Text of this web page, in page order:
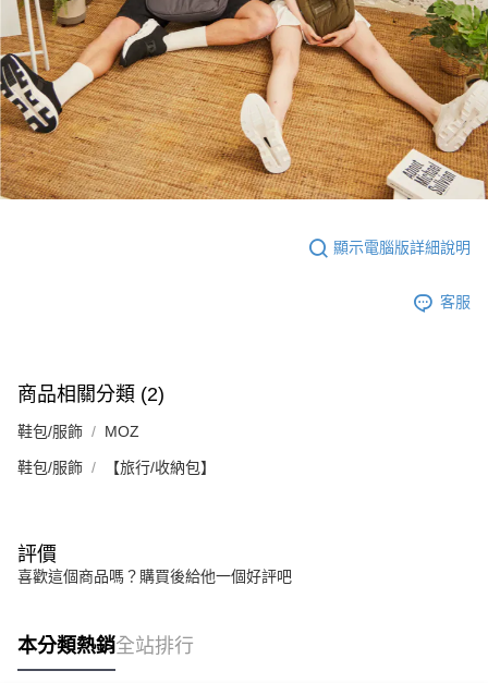
顯示電腦版詳細說明
客服
商品相關分類 (2)
鞋包/服飾 MOZ
鞋包/服飾 【旅行/收納包】
評價
喜歡這個商品嗎？購買後給他一個好評吧
本分類熱銷全站排行